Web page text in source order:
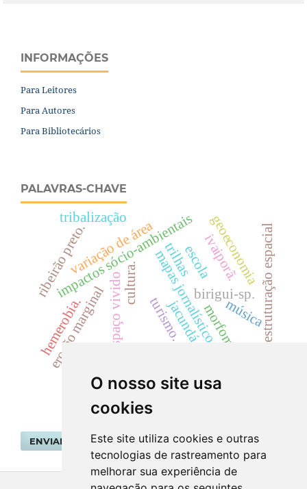
O nosso site usa
cookies
Este site utiliza cookies e outras
tecnologias de rastreamento para
melhorar sua experiência de
INFORMAÇÕES
Para Leitores
Para Autores
Para Bibliotecários
PALAVRAS-CHAVE
mapas jornalísticosbirigui-sp.
impactos sócio-ambientais
jacundá.
ribeirão preto.
espaço vividocultura.
variação de área reestruturação espacial
geoeconomia
turismo.
erosão marginal morfometria
trilhas
hemerobia.
tribalização
escolaivaiporã.
música
ENVIAR SUBMISSÃO